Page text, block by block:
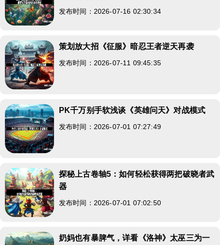
发布时间：2026-07-16 02:30:34
策划放大招《征服》暗忍王者逆天再袭
发布时间：2026-07-11 09:45:35
PK千万别手软浅谈《英雄问天》对战模式
发布时间：2026-07-01 07:27:49
探秘上古卷轴5：如何轻松获得两把破晓者武
器
发布时间：2026-07-01 07:02:50
奶妈也有暴脾气，详看《洛神》太巫三为一